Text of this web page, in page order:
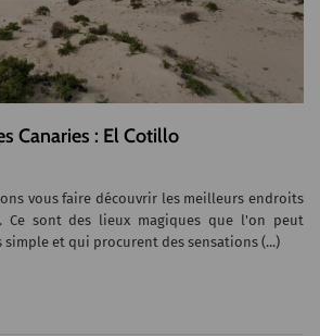
Canaries : El Cotillo
vous faire découvrir les meilleurs endroits
Ce sont des lieux magiques que l'on peut
et qui procurent des sensations (...)